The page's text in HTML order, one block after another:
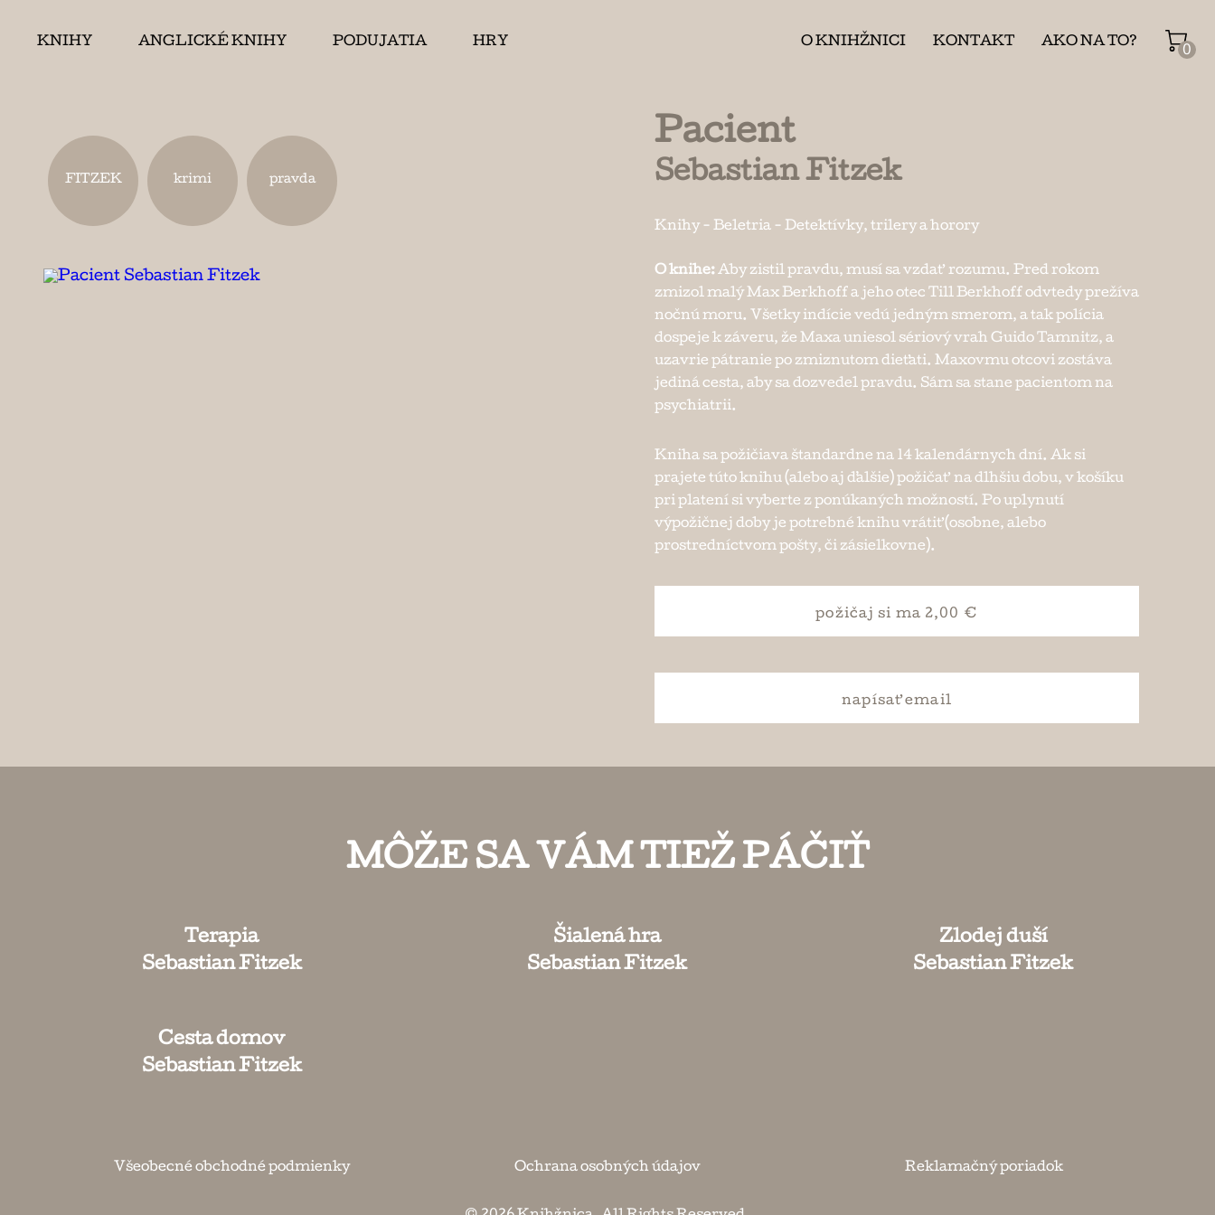
KNIHY ANGLICKÉ KNIHY PODUJATIA HRY O KNIHŽNICI KONTAKT AKO NA TO?
0
FITZEK krimi pravda
Pacient
Sebastian Fitzek
Knihy - Beletria - Detektívky, trilery a horory
O knihe: Aby zistil pravdu, musí sa vzdať rozumu. Pred rokom
zmizol malý Max Berkhoff a jeho otec Till Berkhoff odvtedy prežíva
nočnú moru. Všetky indície vedú jedným smerom, a tak polícia
dospeje k záveru, že Maxa uniesol sériový vrah Guido Tamnitz, a
uzavrie pátranie po zmiznutom dieťati. Maxovmu otcovi zostáva
jediná cesta, aby sa dozvedel pravdu. Sám sa stane pacientom na
psychiatrii.
Kniha sa požičiava štandardne na 14 kalendárnych dní. Ak si
prajete túto knihu (alebo aj ďalšie) požičať na dlhšiu dobu, v košíku
pri platení si vyberte z ponúkaných možností. Po uplynutí
výpožičnej doby je potrebné knihu vrátiť (osobne, alebo
prostredníctvom pošty, či zásielkovne).
požičaj si ma 2,00 €
napísaťemail
MÔŽE SA VÁM TIEŽ PÁČIŤ
Terapia
Sebastian Fitzek
Šialená hra
Sebastian Fitzek
Zlodej duší
Sebastian Fitzek
Cesta domov
Sebastian Fitzek
Všeobecné obchodné podmienky Ochrana osobných údajov Reklamačný poriadok